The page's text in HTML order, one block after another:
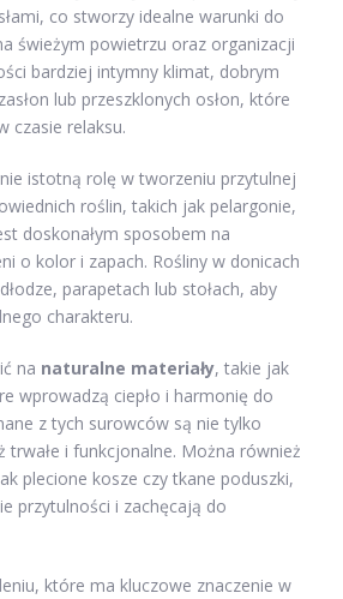
co stworzy idealne warunki do
świeżym powietrzu oraz organizacji
bardziej intymny klimat, dobrym
lub przeszklonych osłon, które
czasie relaksu.
istotną rolę w tworzeniu przytulnej
roślin, takich jak pelargonie,
doskonałym sposobem na
o kolor i zapach. Rośliny w donicach
parapetach lub stołach, aby
charakteru.
na naturalne materiały, takie jak
wprowadzą ciepło i harmonię do
z tych surowców są nie tylko
trwałe i funkcjonalne. Można również
plecione kosze czy tkane poduszki,
przytulności i zachęcają do
które ma kluczowe znaczenie w